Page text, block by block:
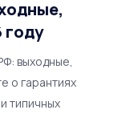
году
выходные,
о гарантиях
типичных